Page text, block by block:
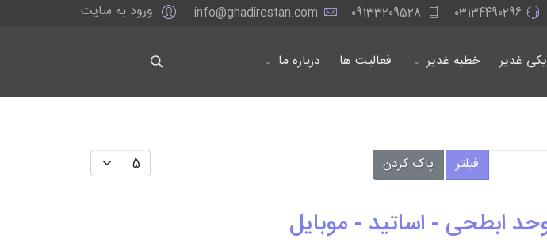
ورود به سایت 03134490296
09133209528
info@ghadirestan.com
غدیر خطبه غدیر فعالیت ها درباره ما
فیلتر پاک کردن نمایش #
ابطحی - اساتید - موبایل